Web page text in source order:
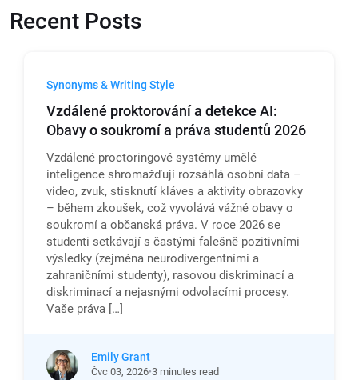
Recent Posts
Synonyms & Writing Style
Vzdálené proktorování a detekce AI:
Obavy o soukromí a práva studentů 2026
Vzdálené proctoringové systémy umělé
inteligence shromažďují rozsáhlá osobní data –
video, zvuk, stisknutí kláves a aktivity obrazovky
– během zkoušek, což vyvolává vážné obavy o
soukromí a občanská práva. V roce 2026 se
studenti setkávají s častými falešně pozitivními
výsledky (zejména neurodivergentními a
zahraničními studenty), rasovou diskriminací a
diskriminací a nejasnými odvolacími procesy.
Vaše práva […]
Emily Grant
Čvc 03,2026 3 minutes read